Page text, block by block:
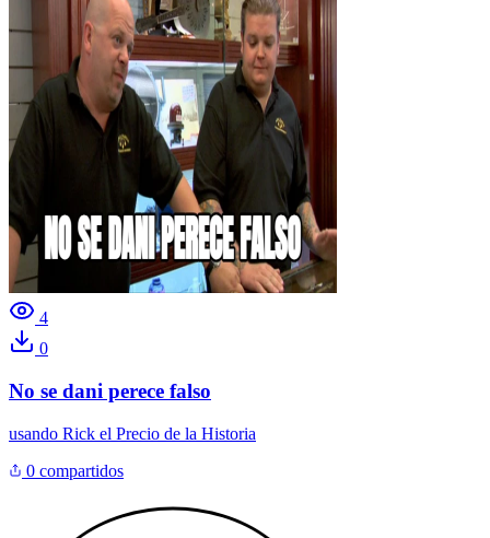
4
0
No se dani perece falso
usando Rick el Precio de la Historia
0 compartidos